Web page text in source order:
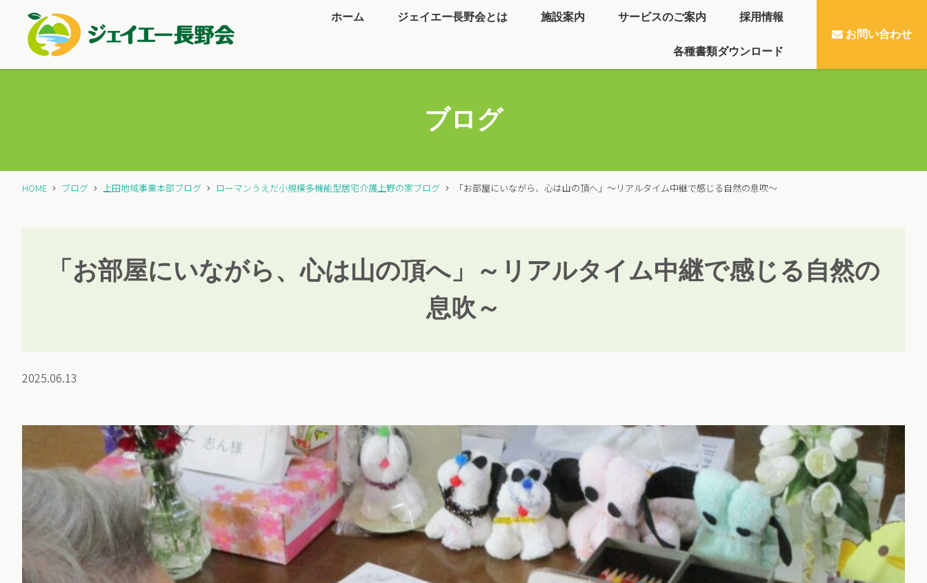
ホーム ジェイエー長野会とは 施設案内 サービスのご案内 採用情報
各種書類ダウンロード
お問い合わせ
ブログ
HOME ブログ 上田地域事業本部ブログ ローマンうえだ小規模多機能型居宅介護上野の家ブログ 「お部屋にいながら、心は山の頂へ」～リアルタイム中継で感じる自然の息吹～
「お部屋にいながら、心は山の頂へ」～リアルタイム中継で感じる自然の
息吹～
2025.06.13